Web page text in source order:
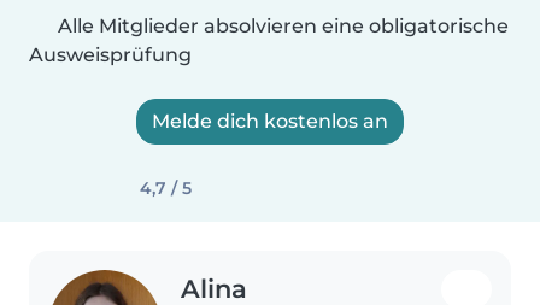
Alle Mitglieder absolvieren eine obligatorische
Ausweisprüfung
Melde dich kostenlos an
4,7 / 5
Alina